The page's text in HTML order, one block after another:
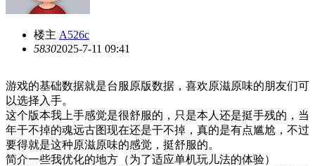
楼主 A526c
58302025-7-11 09:41
游戏的基础数据就是台服原版数据，喜欢原滋原味的朋友们可
以选择入手。
这个版本我上手感觉是很舒服的，只是本人还是挺手残的，当
年干不掉的魂远古图现在还是干不掉，真的是有点尴尬，不过
要得就是这种原滋原味的感觉，挺舒服的。
简介一些我优化的地方（为了适应单机玩儿法的体验）